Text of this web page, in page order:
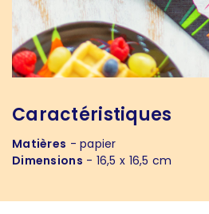
Caractéristiques
Matières - papier
Dimensions - 16,5 x 16,5 cm